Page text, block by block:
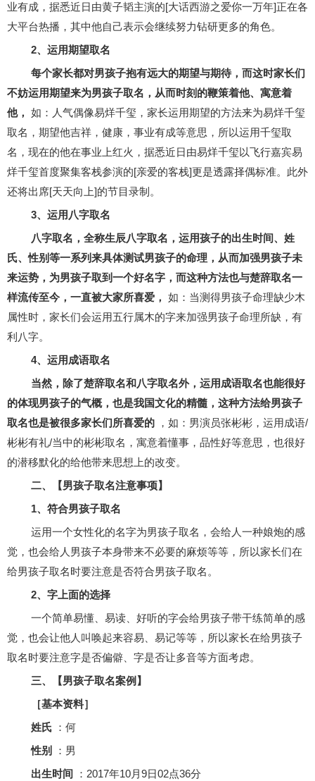
业有成，据悉近日由黄子韬主演的[大话西游之爱你一万年]正在各
大平台热播，其中他自己表示会继续努力钻研更多的角色。
2、运用期望取名
每个家长都对男孩子抱有远大的期望与期待，而这时家长们
不妨运用期望来为男孩子取名，从而时刻的鞭策着他、寓意着
他， 如：人气偶像易烊千玺，家长运用期望的方法来为易烊千玺
取名，期望他吉祥，健康，事业有成等意思，所以运用千玺取
名，现在的他在事业上红火，据悉近日由易烊千玺以飞行嘉宾易
烊千玺首度聚集客栈参演的[亲爱的客栈]更是透露择偶标准。此外
还将出席[天天向上]的节目录制。
3、运用八字取名
八字取名，全称生辰八字取名，运用孩子的出生时间、姓
氏、性别等一系列来具体测试男孩子的命理，从而加强男孩子未
来运势，为男孩子取到一个好名字，而这种方法也与楚辞取名一
样流传至今，一直被大家所喜爱， 如：当测得男孩子命理缺少木
属性时，家长们会运用五行属木的字来加强男孩子命理所缺，有
利八字。
4、运用成语取名
当然，除了楚辞取名和八字取名外，运用成语取名也能很好
的体现男孩子的气概，也是我国文化的精髓，这种方法给男孩子
取名也是被很多家长们所喜爱的 ，如：男演员张彬彬，运用成语/
彬彬有礼/当中的彬彬取名，寓意着懂事，品性好等意思，也很好
的潜移默化的给他带来思想上的改变。
二、【男孩子取名注意事项】
1、符合男孩子取名
运用一个女性化的名字为男孩子取名，会给人一种娘炮的感
觉，也会给人男孩子本身带来不必要的麻烦等等，所以家长们在
给男孩子取名时要注意是否符合男孩子取名。
2、字上面的选择
一个简单易懂、易读、好听的字会给男孩子带干练简单的感
觉，也会让他人叫唤起来容易、易记等等，所以家长在给男孩子
取名时要注意字是否偏僻、字是否让多音等方面考虑。
三、【男孩子取名案例】
［基本资料］
姓氏 ：何
性别
：男
出生时间 ：2017年10月9日02点36分